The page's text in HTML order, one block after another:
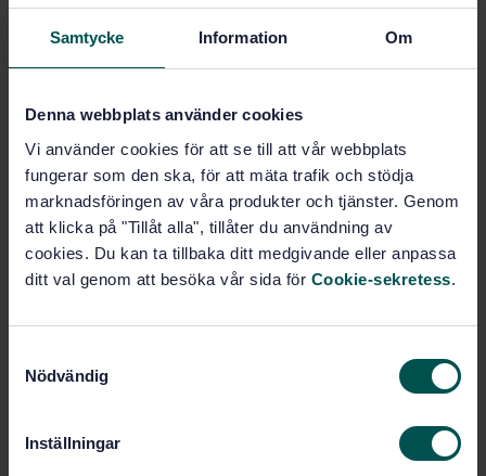
Samtycke Information Om
Denna webbplats använder cookies
Vi använder cookies för att se till att vår webbplats
fungerar som den ska, för att mäta trafik och stödja
marknadsföringen av våra produkter och tjänster. Genom
att klicka på "Tillåt alla", tillåter du användning av
cookies. Du kan ta tillbaka ditt medgivande eller anpassa
ditt val genom att besöka vår sida för Cookie-sekretess.
Nödvändig
Inställningar
Vägfordon – Gränssnitt för kommunikation mellan
Extensible SECC Discovery Protocol och protokoll för
händelseavisering (ISO/PAS 15118-202:2025, IDT)
Prenumerera på standarden - Läs mer
Pris:1 420 SEK
Fler alternativ
Produktinformation